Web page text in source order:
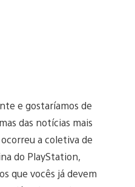
e gostaríamos de
das notícias mais
a coletiva de
do PlayStation,
que vocês já devem